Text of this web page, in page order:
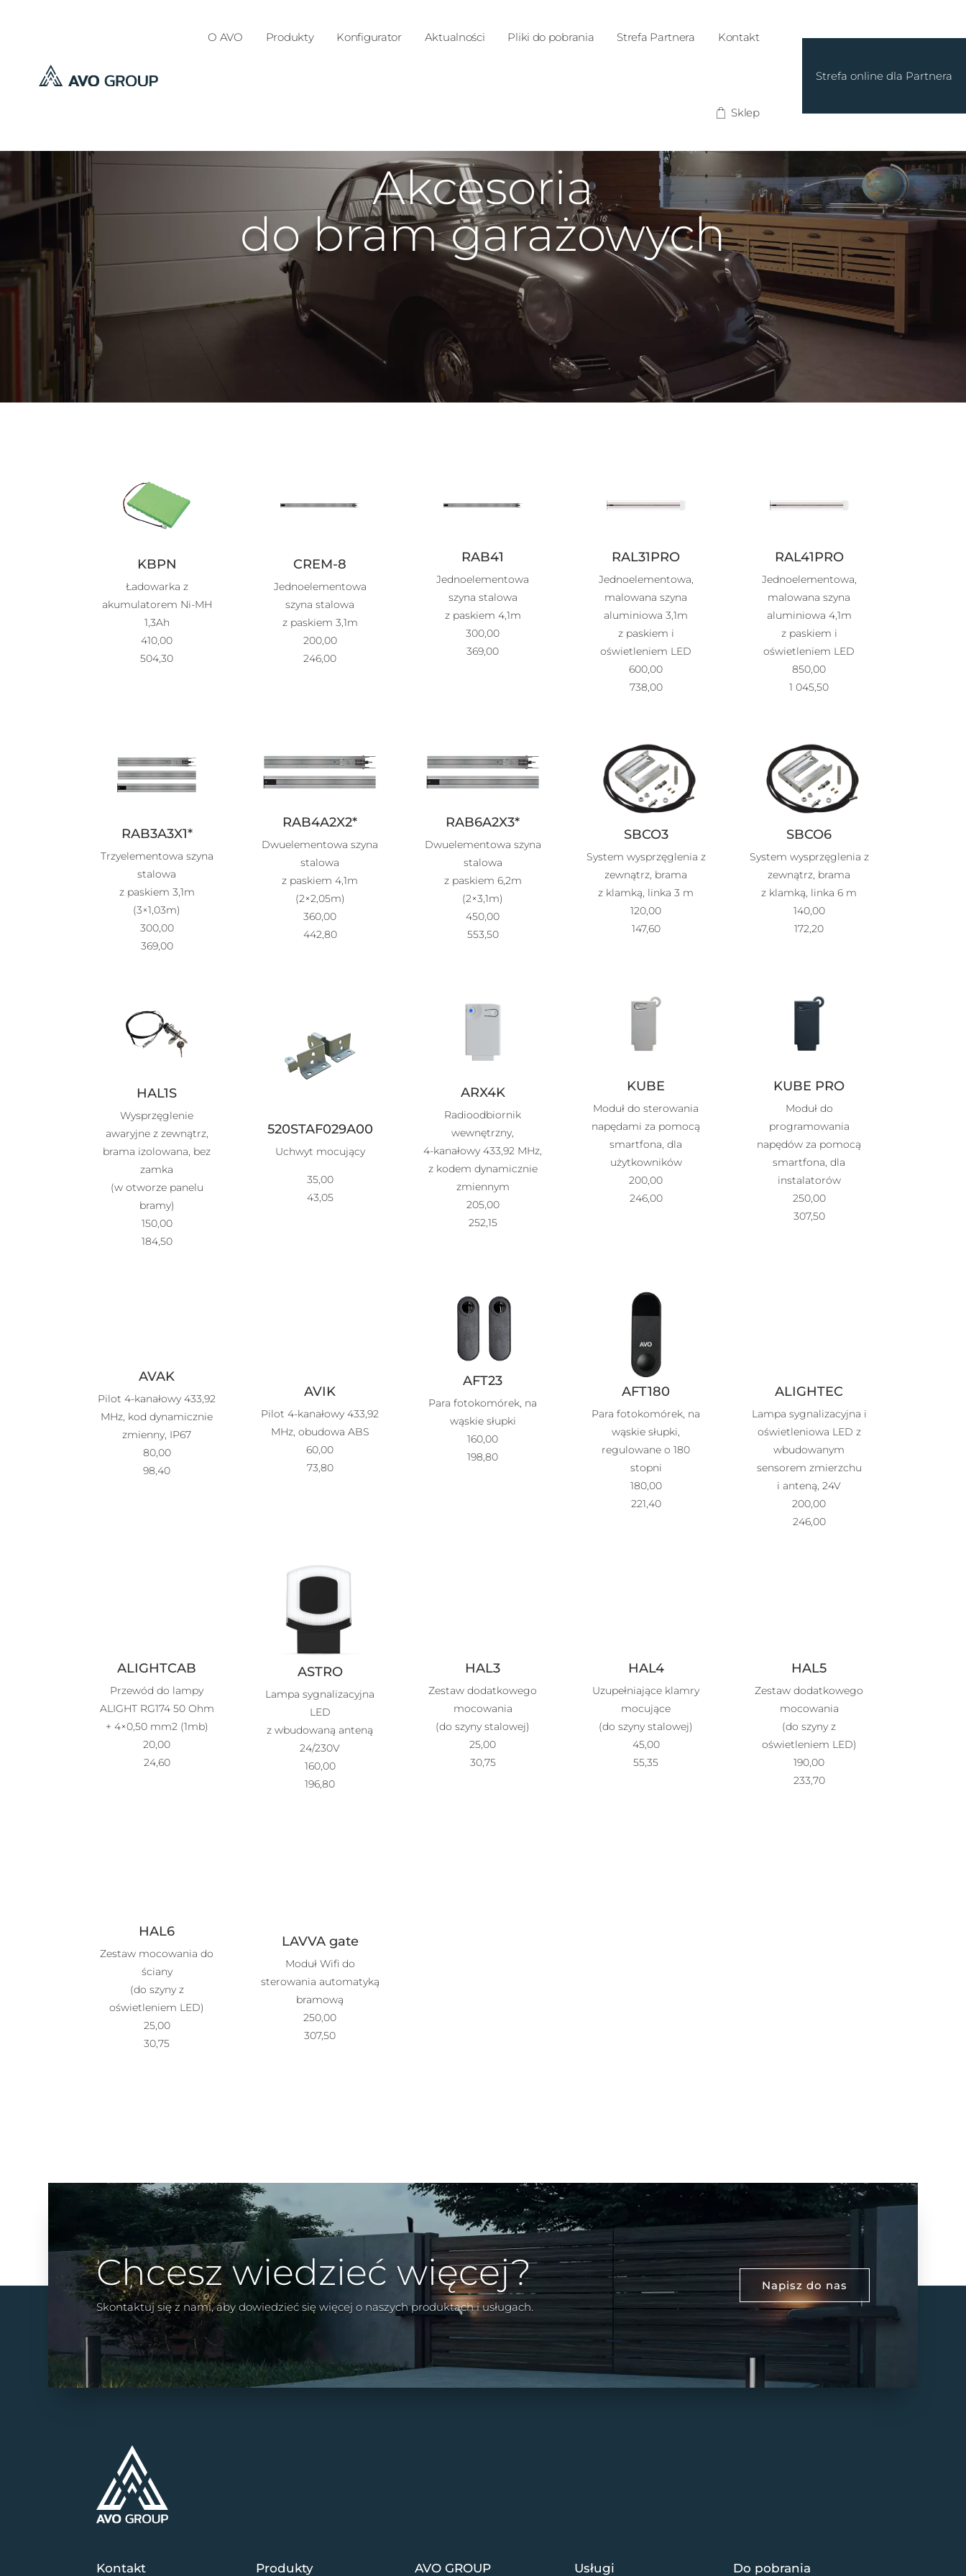
O AVO Produkty Konfigurator Aktualności Pliki do pobrania Strefa Partnera Kontakt
Sklep
Strefa online dla Partnera
Akcesoria
do bram garażowych
KBPN
Ładowarka z
akumulatorem Ni-MH
1,3Ah
410,00
504,30
CREM-8
Jednoelementowa
szyna stalowa
z paskiem 3,1m
200,00
246,00
RAB41
Jednoelementowa
szyna stalowa
z paskiem 4,1m
300,00
369,00
RAL31PRO
Jednoelementowa,
malowana szyna
aluminiowa 3,1m
z paskiem i
oświetleniem LED
600,00
738,00
RAL41PRO
Jednoelementowa,
malowana szyna
aluminiowa 4,1m
z paskiem i
oświetleniem LED
850,00
1 045,50
RAB3A3X1*
Trzyelementowa szyna
stalowa
z paskiem 3,1m
(3×1,03m)
300,00
369,00
RAB4A2X2*
Dwuelementowa szyna
stalowa
z paskiem 4,1m
(2×2,05m)
360,00
442,80
RAB6A2X3*
Dwuelementowa szyna
stalowa
z paskiem 6,2m
(2×3,1m)
450,00
553,50
SBCO3
System wysprzęglenia z
zewnątrz, brama
z klamką, linka 3 m
120,00
147,60
SBCO6
System wysprzęglenia z
zewnątrz, brama
z klamką, linka 6 m
140,00
172,20
HAL1S
Wysprzęglenie
awaryjne z zewnątrz,
brama izolowana, bez
zamka
(w otworze panelu
bramy)
150,00
184,50
520STAF029A00
Uchwyt mocujący
35,00
43,05
ARX4K
Radioodbiornik
wewnętrzny,
4-kanałowy 433,92 MHz,
z kodem dynamicznie
zmiennym
205,00
252,15
KUBE
Moduł do sterowania
napędami za pomocą
smartfona, dla
użytkowników
200,00
246,00
KUBE PRO
Moduł do
programowania
napędów za pomocą
smartfona, dla
instalatorów
250,00
307,50
AVAK
Pilot 4-kanałowy 433,92
MHz, kod dynamicznie
zmienny, IP67
80,00
98,40
AVIK
Pilot 4-kanałowy 433,92
MHz, obudowa ABS
60,00
73,80
AFT23
Para fotokomórek, na
wąskie słupki
160,00
198,80
AFT180
Para fotokomórek, na
wąskie słupki,
regulowane o 180
stopni
180,00
221,40
ALIGHTEC
Lampa sygnalizacyjna i
oświetleniowa LED z
wbudowanym
sensorem zmierzchu
i anteną, 24V
200,00
246,00
ALIGHTCAB
Przewód do lampy
ALIGHT RG174 50 Ohm
+ 4×0,50 mm2 (1mb)
20,00
24,60
ASTRO
Lampa sygnalizacyjna
LED
z wbudowaną anteną
24/230V
160,00
196,80
HAL3
Zestaw dodatkowego
mocowania
(do szyny stalowej)
25,00
30,75
HAL4
Uzupełniające klamry
mocujące
(do szyny stalowej)
45,00
55,35
HAL5
Zestaw dodatkowego
mocowania
(do szyny z
oświetleniem LED)
190,00
233,70
HAL6
Zestaw mocowania do
ściany
(do szyny z
oświetleniem LED)
25,00
30,75
LAVVA gate
Moduł Wifi do
sterowania automatyką
bramową
250,00
307,50
Chcesz wiedzieć więcej?
Skontaktuj się z nami, aby dowiedzieć się więcej o naszych produktach i usługach.
Napisz do nas
Kontakt Produkty AVO GROUP Usługi Do pobrania